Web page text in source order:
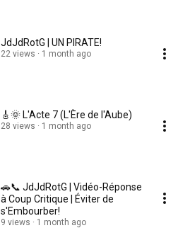
JdJdRotG | UN PIRATE!
22 views 1 month ago
🎸🌞 L'Acte 7 (L'Ère de l'Aube)
28 views 1 month ago
🚗📞 JdJdRotG | Vidéo-Réponse
à Coup Critique | Éviter de
s'Embourber!
9 views 1 month ago